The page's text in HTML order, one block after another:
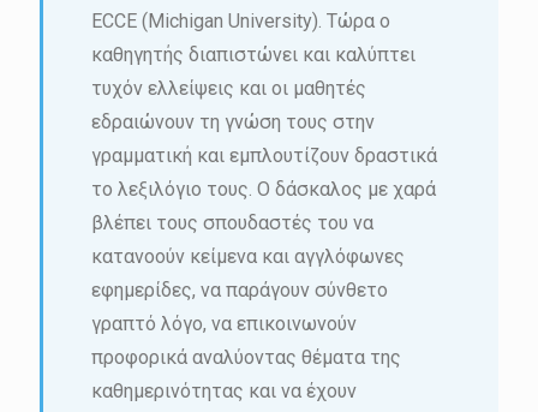
ECCE (Michigan University). Τώρα ο
καθηγητής διαπιστώνει και καλύπτει
τυχόν ελλείψεις και οι μαθητές
εδραιώνουν τη γνώση τους στην
γραμματική και εμπλουτίζουν δραστικά
το λεξιλόγιο τους. Ο δάσκαλος με χαρά
βλέπει τους σπουδαστές του να
κατανοούν κείμενα και αγγλόφωνες
εφημερίδες, να παράγουν σύνθετο
γραπτό λόγο, να επικοινωνούν
προφορικά αναλύοντας θέματα της
καθημερινότητας και να έχουν